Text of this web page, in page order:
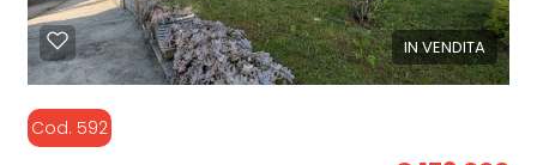
IN VENDITA
Cod. 592